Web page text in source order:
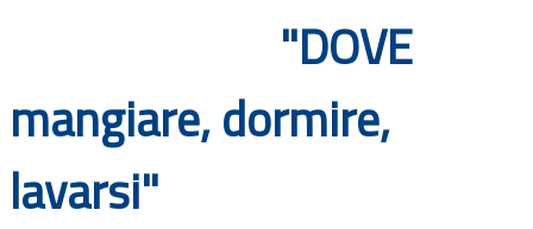
Documenti
Bandi
"DOVE
mangiare, dormire,
lavarsi"